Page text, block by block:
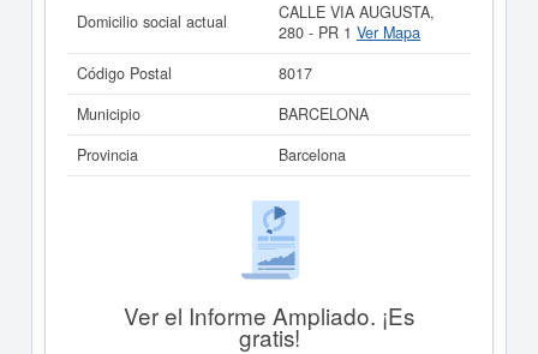
Domicilio social actual
CALLE VIA AUGUSTA,
280 - PR 1 Ver Mapa
Código Postal
8017
Municipio
BARCELONA
Provincia
Barcelona
Ver el Informe Ampliado. ¡Es
gratis!